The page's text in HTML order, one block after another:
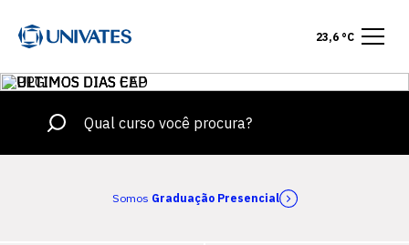
23,6 °C
Somos Graduação Presencial